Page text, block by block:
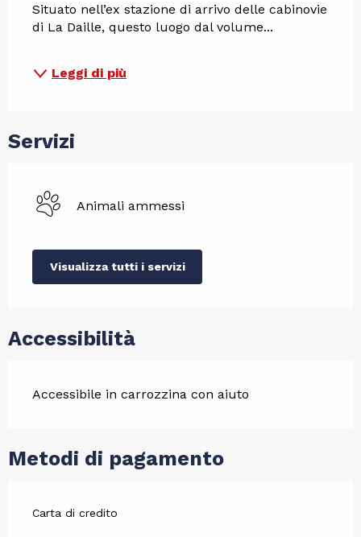
Situato nell’ex stazione di arrivo delle cabinovie
di La Daille, questo luogo dal volume...
Leggi di più
Servizi
Animali ammessi
Visualizza tutti i servizi
Accessibilità
Accessibile in carrozzina con aiuto
Metodi di pagamento
Carta di credito